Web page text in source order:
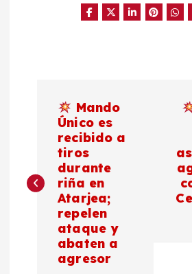
e
Mando
Único es
recibido a
tiros
durante
riña en
Atarjea;
repelen
ataque y
abaten a
agresor